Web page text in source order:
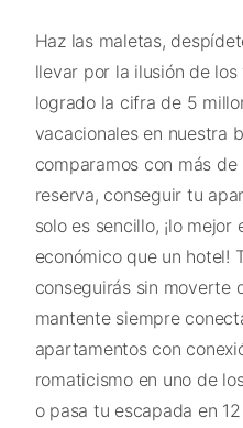
Haz las maletas,
llevar por la ilusión de
logrado la cifra de 5
vacacionales en nuestra
comparamos con más
reserva, conseguir tu
solo es sencillo, ¡lo
económico que un hotel!
conseguirás sin moverte
mantente siempre
apartamentos con
romaticismo en uno de
o pasa tu escapada en